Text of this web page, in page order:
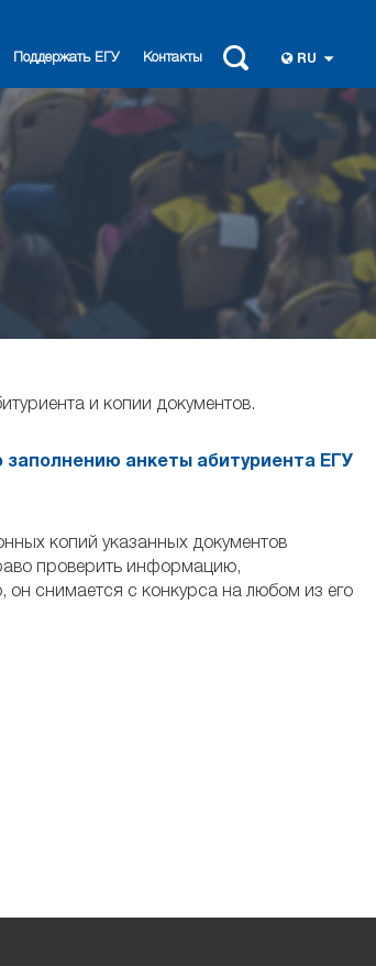
Поддержать ЕГУ Контакты RU
и копии документов.
анкеты абитуриента ЕГУ
копий указанных документов
проверить информацию,
снимается с конкурса на любом из его